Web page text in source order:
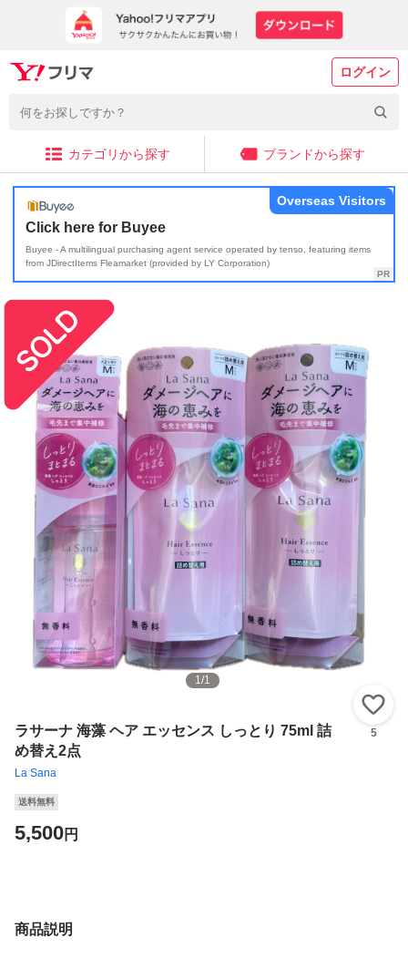
ログイン
カテゴリから探す ブランドから探す
Click here for Buyee
Buyee - A multilingual purchasing agent service operated by tenso, featuring items
from JDirectItems Fleamarket (provided by LY Corporation)
Overseas Visitors
1/1
ラサーナ 海藻 ヘア エッセンス しっとり 75ml 詰
め替え2点
La Sana
5
送料無料
5,500円
商品説明